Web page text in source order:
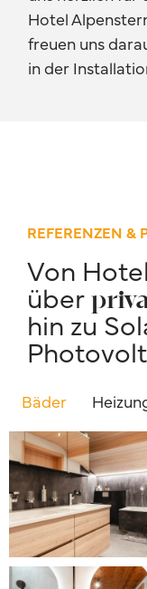
Hotel
freuen uns
in der
REFERENZEN &
Von
über
hin zu
Bäder